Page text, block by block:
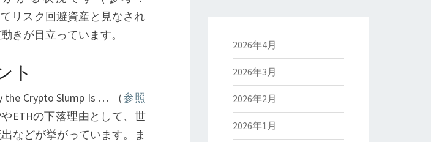
リスク回避資産と見なされ
きが目立っています。
ト
the Crypto Slump Is … （参照
ETHの下落理由として、世
などが挙がっています。ま
2026年4月
2026年3月
2026年2月
2026年1月